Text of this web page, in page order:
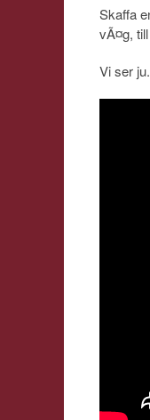
Skaffa
vÃ¤g,
Vi ser ju.